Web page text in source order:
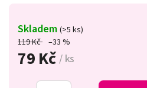
119 Kč –33 %
79 Kč/ ks
Skladem (>5 ks)